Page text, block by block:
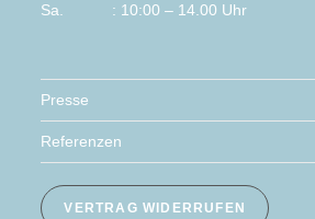
Sa. : 10:00 – 14.00 Uhr
Presse
Referenzen
VERTRAG WIDERRUFEN